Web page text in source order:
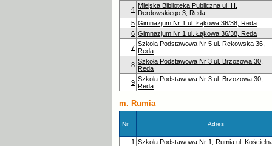
4 Miejska Biblioteka Publiczna ul. H.
Derdowskiego 3, Reda
5 Gimnazjum Nr 1 ul. Łąkowa 36/38, Reda
6 Gimnazjum Nr 1 ul. Łąkowa 36/38, Reda
7 Szkoła Podstawowa Nr 5 ul. Rekowska 36,
Reda
8 Szkoła Podstawowa Nr 3 ul. Brzozowa 30,
Reda
9 Szkoła Podstawowa Nr 3 ul. Brzozowa 30,
Reda
m. Rumia
Nr Adres
1 Szkoła Podstawowa Nr 1, Rumia ul.